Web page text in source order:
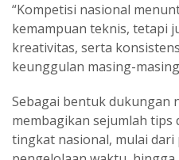
“Kompetisi nasional
kemampuan teknis, tetapi
kreativitas, serta
keunggulan masing-
Sebagai bentuk dukungan
membagikan sejumlah
tingkat nasional, mulai